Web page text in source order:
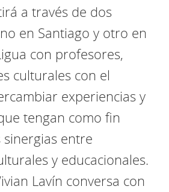
a través de dos
en Santiago y otro en
con profesores,
culturales con el
experiencias y
tengan como fin
entre
y educacionales.
Lavín conversa con